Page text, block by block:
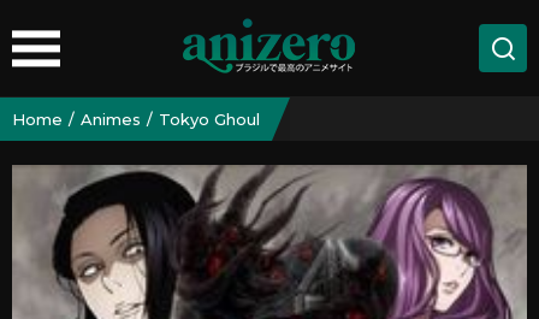
Home Animes Tokyo Ghoul